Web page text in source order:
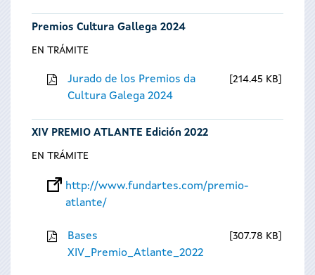
Premios Cultura Gallega 2024
EN TRÁMITE
Jurado de los Premios da
Cultura Galega 2024
214.45 KB
XIV PREMIO ATLANTE Edición 2022
EN TRÁMITE
http://www.fundartes.com/premio-
atlante/
Bases
XIV_Premio_Atlante_2022
307.78 KB